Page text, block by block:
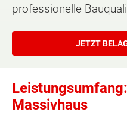
professionelle
JETZT
Massivhaus